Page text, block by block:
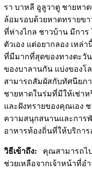
รา บาหลี อูลูวาตู ชายหา
ล้อมรอบด้วยหาดทรายขา
ที่ห่างไกล ชาวบ้าน มีกา
ตัวเอง แต่อยากลอง เหล่
ที่มีมากที่สุดของทางตะวัน
ของบาลานกัน แบ่งของโ
สามารถสัมผัสกับทัศนียภ
ชายหาดในร่มที่มีให้เช่า
และฝังทรายของคุณเอง
ความสนุกสนานและการ
อาหารท้องถิ่นที่ให้บริการ
วิธีเข้าถึง: คุณสามารถไ
ช่วยเหลือจากเจ้าหน้าที่อ